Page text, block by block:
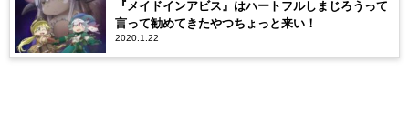
『メイドインアビス』はハートフルしまじろうって
言って勧めてきたやつちょっと来い！
2020.1.22